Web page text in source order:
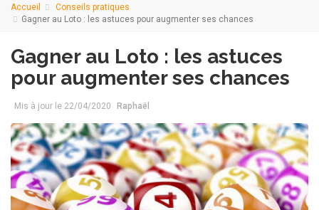
Accueil
Conseils pratiques
Gagner au Loto : les astuces pour augmenter ses chances
Gagner au Loto : les astuces
pour augmenter ses chances
Mis à jour le 22/04/2020 Raphaël